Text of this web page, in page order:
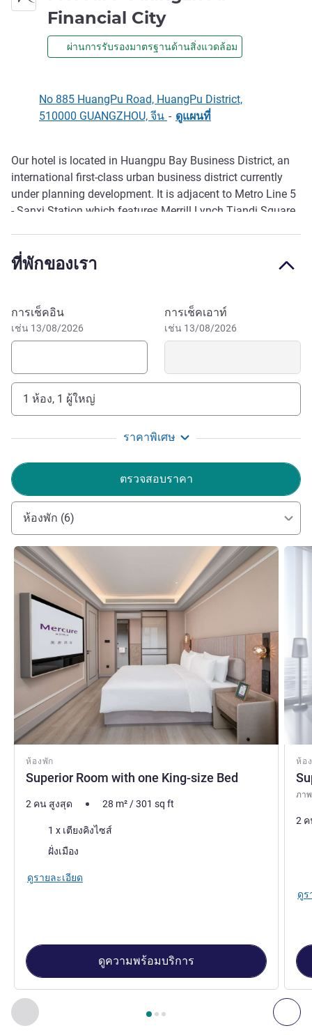
Financial City
ผ่านการรับรองมาตรฐานด้านสิ่งแวดล้อม
No 885 HuangPu Road, HuangPu District,
510000 GUANGZHOU, จีน - ดูแผนที่
รายละเอียด
Our hotel is located in Huangpu Bay Business District, an
international first-class urban business district currently
under planning development. It is adjacent to Metro Line 5
- Sanxi Station which features Merrill Lynch Tiandi Square,
ที่พักของเรา
จองโรงแรมนี้
การเช็คอิน
เช่น 13/08/2026
การเช็คเอาท์
เช่น 13/08/2026
1 ห้อง, 1 ผู้ใหญ่
ราคาพิเศษ
ตรวจสอบราคา
ห้องพัก (6)
ก่อนหน้า - ห้องพัก ถั
หน้า1 , ห้องพัก 1 : Superior Room with one King-size
ห้องพัก
Superior Room with one King-size Bed
ดูรายละเอียด
2 คน สูงสุด 28 m²/301 sq ft
เครื่องนอน
1 x เตียงคิงไซส์
ฝั่งเมือง
ดูรายละเอียด
ดูความพร้อมบริการ
ห้อ
ภา
ดูราย
2
ดูร